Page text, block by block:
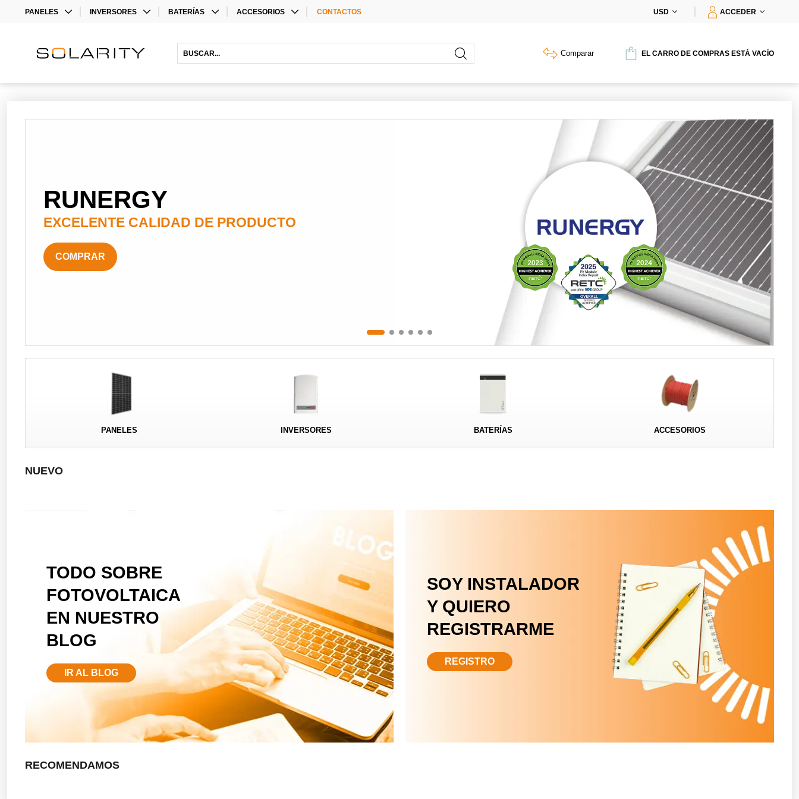
PANELES
BIFACIAL
INVERSORES
INVERSORES HÍBRIDOS
BATERÍAS ACCESORIOS
INVERSORES
ACCESORIOS
CONTACTOS USD ACCEDER
Comparar EL CARRO DE COMPRAS ESTÁ VACÍO
RUNERGY
EXCELENTE CALIDAD DE PRODUCTO
COMPRAR
PANELES INVERSORES BATERÍAS ACCESORIOS
NUEVO
TODO SOBRE
FOTOVOLTAICA
EN NUESTRO
BLOG
IR AL BLOG
SOY INSTALADOR
Y QUIERO
REGISTRARME
REGISTRO
RECOMENDAMOS